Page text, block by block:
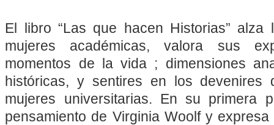
El libro “Las que hacen Historias”
mujeres académicas, valora sus
momentos de la vida ; dimensiones
históricas, y sentires en los devenires
mujeres universitarias. En su primera
pensamiento de Virginia Woolf y